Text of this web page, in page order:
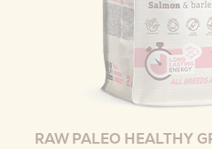
RAW PALEO HEALTHY